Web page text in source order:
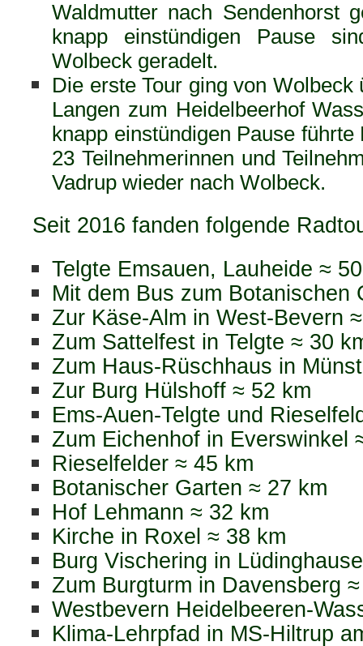
Waldmutter nach Sendenhorst
knapp einstündigen Pause
Wolbeck geradelt.
Die erste Tour ging von Wolbeck
Langen zum Heidelbeerhof
knapp einstündigen Pause
23 Teilnehmerinnen und
Vadrup wieder nach Wolbeck.
Seit 2016 fanden folgende
Telgte Emsauen, Lauheide ≈
Mit dem Bus zum Botanischen
Zur Käse-Alm in West-Bevern
Zum Sattelfest in Telgte ≈ 30
Zum Haus-Rüschhaus in
Zur Burg Hülshoff ≈ 52 km
Ems-Auen-Telgte und
Zum Eichenhof in Everswinkel
Rieselfelder ≈ 45 km
Botanischer Garten ≈ 27 km
Hof Lehmann ≈ 32 km
Kirche in Roxel ≈ 38 km
Burg Vischering in
Zum Burgturm in Davensberg
Westbevern Heidelbeeren-
Klima-Lehrpfad in MS-Hiltrup